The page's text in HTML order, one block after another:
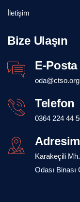
İletişim
Bize Ulaşın
E-
Telefon
0364 224 44
Karakeçili
Odası Binası